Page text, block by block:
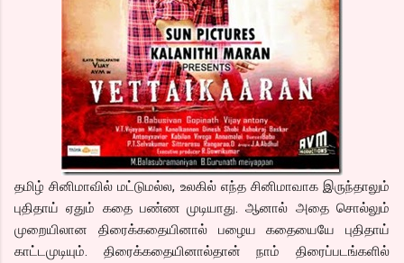
தமிழ் சினிமாவில் மட்டுமல்ல, உலகில் எந்த சினிமாவாக இருந்தாலும்
புதிதாய் ஏதும் கதை பண்ண முடியாது. ஆனால் அதை சொல்லும்
முறையிலான திரைக்கதையினால் பழைய கதையையே புதிதாய்
காட்டமுடியும். திரைக்கதையினால்தான் நாம் திரைப்படங்களில்